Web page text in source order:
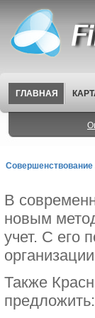
ГЛАВНАЯ
В
новым
учет. С его
Также
предложить: